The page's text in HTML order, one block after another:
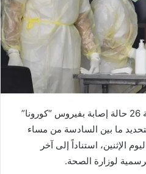
رصدت المصالح الطبية المختصة 26 حالة إصابة بفيروس “كورونا”
ساعة، وبالتحديد ما بين السادسة من مساء
الإثنين، استناداً إلى آخر
لوزارة الصحة.